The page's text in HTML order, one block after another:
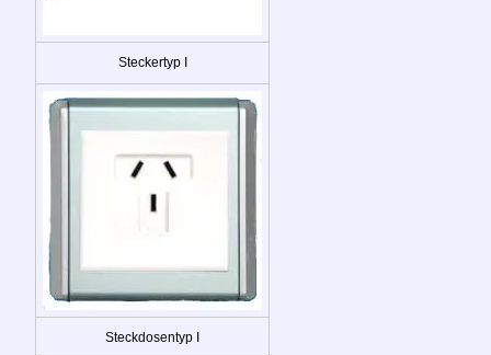
Steckertyp I
Steckdosentyp I